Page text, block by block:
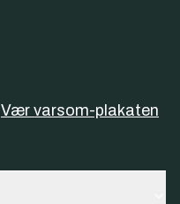
Vær varsom-plakaten